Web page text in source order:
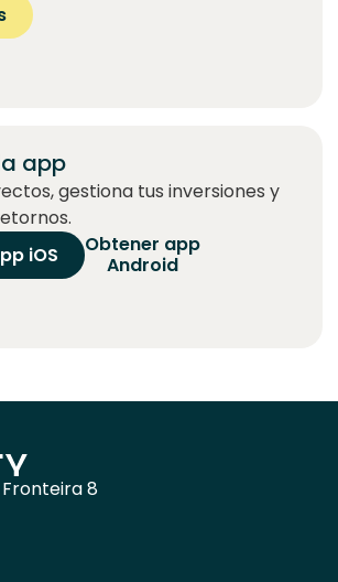
app
gestiona tus inversiones y
iOS
Obtener app
Android
Fronteira 8